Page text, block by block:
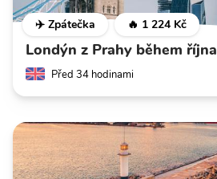
✈️ Zpátečka 🔥 1 224 Kč
Londýn z Prahy během října
Před 34 hodinami